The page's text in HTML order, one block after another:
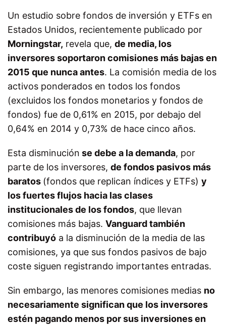
Un estudio sobre fondos de inversión y ETFs en
Estados Unidos, recientemente publicado por
Morningstar, revela que, de media, los
inversores soportaron comisiones más bajas en
2015 que nunca antes. La comisión media de los
activos ponderados en todos los fondos
(excluidos los fondos monetarios y fondos de
fondos) fue de 0,61% en 2015, por debajo del
0,64% en 2014 y 0,73% de hace cinco años.
Esta disminución se debe a la demanda, por
parte de los inversores, de fondos pasivos más
baratos (fondos que replican índices y ETFs) y
los fuertes flujos hacia las clases
institucionales de los fondos, que llevan
comisiones más bajas. Vanguard también
contribuyó a la disminución de la media de las
comisiones, ya que sus fondos pasivos de bajo
coste siguen registrando importantes entradas.
Sin embargo, las menores comisiones medias no
necesariamente significan que los inversores
estén pagando menos por sus inversiones en